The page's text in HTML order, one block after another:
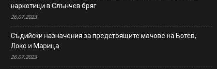
наркотици в Слънчев бряг
26.07.2023
Съдийски назначения за предстоящите мачове на Ботев,
Локо и Марица
26.07.2023